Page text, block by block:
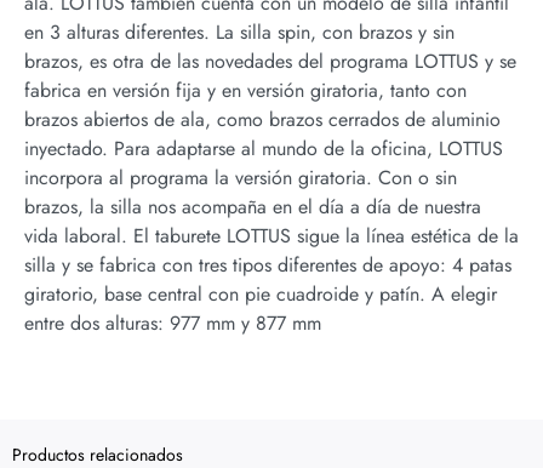
en 3 alturas diferentes. La silla spin, con brazos y sin
brazos, es otra de las novedades del programa LOTTUS y se
fabrica en versión fija y en versión giratoria, tanto con
brazos abiertos de ala, como brazos cerrados de aluminio
inyectado. Para adaptarse al mundo de la oficina, LOTTUS
incorpora al programa la versión giratoria. Con o sin
brazos, la silla nos acompaña en el día a día de nuestra
vida laboral. El taburete LOTTUS sigue la línea estética de la
silla y se fabrica con tres tipos diferentes de apoyo: 4 patas
giratorio, base central con pie cuadroide y patín. A elegir
entre dos alturas: 977 mm y 877 mm
Productos relacionados